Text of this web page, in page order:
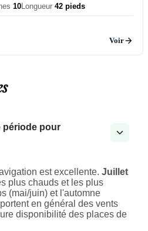
10Longueur 42 pieds
Voir
période pour
est excellente. Juillet
plus chauds et les plus
(mai/juin) et l'automne
en général des vents
disponibilité des places de